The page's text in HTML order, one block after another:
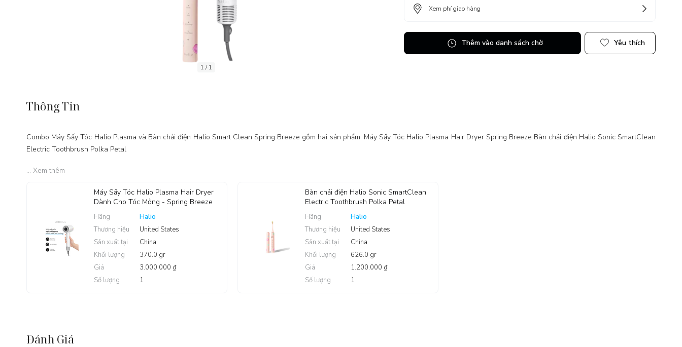
1 / 1
Xem phí giao hàng
Thêm vào danh sách chờ Yêu thích
Thông Tin
Combo Máy Sấy Tóc Halio Plasma và Bàn chải điện Halio Smart Clean Spring Breeze gồm hai sản phẩm: Máy Sấy Tóc Halio Plasma Hair Dryer Spring Breeze Bàn chải điện Halio Sonic SmartClean
Electric Toothbrush Polka Petal
... Xem thêm
Máy Sấy Tóc Halio Plasma Hair Dryer
Dành Cho Tóc Mỏng - Spring Breeze
Hãng
Halio
Thương hiệu
United States
Sản xuất tại
China
Khối lượng
370.0 gr
Giá
3.000.000 ₫
Số lượng
1
Bàn chải điện Halio Sonic SmartClean
Electric Toothbrush Polka Petal
Hãng
Halio
Thương hiệu
United States
Sản xuất tại
China
Khối lượng
626.0 gr
Giá
1.200.000 ₫
Số lượng
1
Đánh Giá